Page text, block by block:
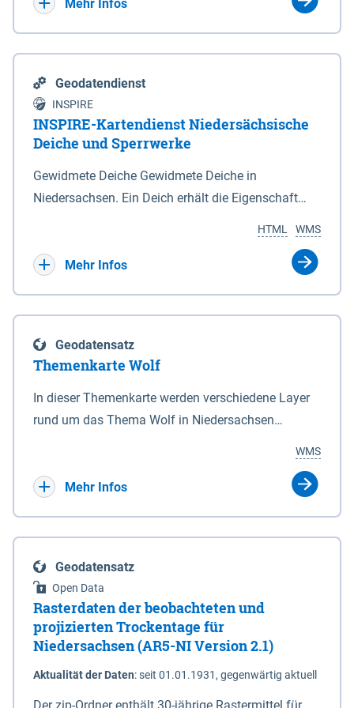
Mehr Infos
Geodatendienst
INSPIRE
INSPIRE-Kartendienst Niedersächsische
Deiche und Sperrwerke
Gewidmete Deiche Gewidmete Deiche in
Niedersachsen. Ein Deich erhält die Eigenschaft
Deichbehörde durch Verordnung ausspricht. Für
enthalten. Sperrwerke Sperrwerke sind Bauwerke
mit Sperrvorrichtungen in Tidegewässern, die dem
Schutz eines Gebietes vor erhöhten Tiden, vor allem
vor Sturmfluten, zu dienen bestimmt sind (§2 Abs.3
Eigenschaft eines Sperrwerkes durch Widmung, die
die Deichbehörde durch Verordnung ausspricht.
WMS
HTML
Mehr Infos
Geodatensatz
Themenkarte Wolf
In dieser Themenkarte werden verschiedene Layer
rund um das Thema Wolf in Niedersachsen
sowie Status der bestehenden Wolfsterritorien im
laufenden Monitoringjahr.
WMS
Mehr Infos
Geodatensatz
Open Data
Rasterdaten der beobachteten und
projizierten Trockentage für
Niedersachsen (AR5-NI Version 2.1)
Aktualität der Daten:seit 01.01.1931, gegenwärtig aktuell